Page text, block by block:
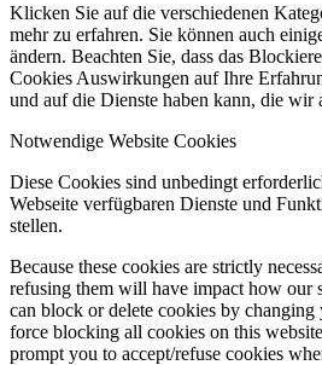
Klicken Sie auf die verschiedenen
mehr zu erfahren. Sie können auch
ändern. Beachten Sie, dass das
Cookies Auswirkungen auf Ihre
und auf die Dienste haben kann, die wir
Notwendige Website Cookies
Diese Cookies sind unbedingt
Webseite verfügbaren Dienste und
stellen.
Because these cookies are strictly
refusing them will have impact how our
can block or delete cookies by changing
force blocking all cookies on this
prompt you to accept/refuse cookies